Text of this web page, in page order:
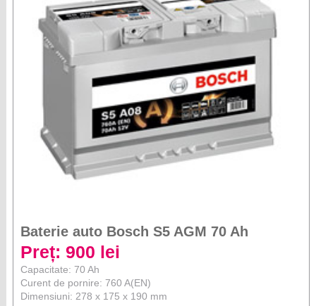
Baterie auto Bosch S5 AGM 70 Ah
Preț: 900 lei
Capacitate: 70 Ah
Curent de pornire: 760 A(EN)
Dimensiuni: 278 x 175 x 190 mm